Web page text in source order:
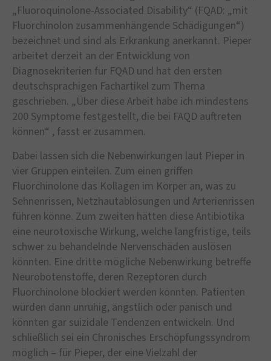
„Fluoroquinolone-Associated Disability“ (FQAD: „mit
Fluorchinolon zusammenhängende Schädigungen“)
bezeichnet und sind als Erkrankung anerkannt. Pieper
arbeitet derzeit an der Entwicklung von
Diagnosekriterien für FQAD und hat den ersten
deutschsprachigen Fachartikel zum Thema
geschrieben. „Über diese Arbeit habe ich mindestens
200 Symptome festgestellt, die bei FAQD auftreten
können“ , fasst er zusammen.
Dabei lassen sich die Nebenwirkungen laut Pieper in
vier Gruppen einteilen. Zum einen griffen
Fluorchinolone das Kollagen im Körper an, was zu
Sehnenrissen, Netzhautablösungen und Arterienrissen
führen könne. Zum zweiten hätten diese Antibiotika
eine neurotoxische Wirkung, welche langfristige, teils
schwer zu behandelnde Nervenschäden auslösen
könnten. Eine dritte mögliche Nebenwirkung betreffe
Neurobotenstoffe, deren Rezeptoren durch
Fluorchinolone blockiert werden könnten. Patienten
würden dann unruhig, ängstlich oder panisch und
könnten gar suizidale Tendenzen entwickeln. Und
schließlich sei ein Chronisches Erschöpfungssyndrom
möglich – für Pieper, der eine Vielzahl der